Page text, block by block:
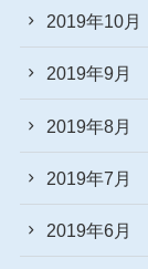
2019年10月
2019年9月
2019年8月
2019年7月
2019年6月